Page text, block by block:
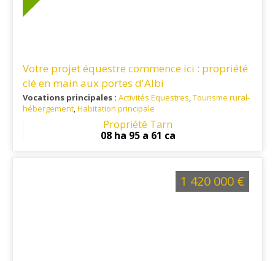
Votre projet équestre commence ici : propriété
clé en main aux portes d'Albi
Vocations principales : Activités Equestres,Tourisme rural-
hébergement,Habitation principale
: Située aux portes d'Albi, cette propriété
bénéficie d'un environnement calme et verdoyant tout en
restant à proximité des commodités, des commerces, des
Propriété Tarn
08 ha 95 a 61 ca
1 420 000 €